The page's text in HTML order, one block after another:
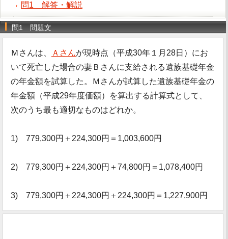
問1 解答・解説
問1 問題文
Ｍさんは、 Ａさんが現時点（平成30年１月28日）にお
いて死亡した場合の妻Ｂさんに支給される遺族基礎年金
の年金額を試算した。Ｍさんが試算した遺族基礎年金の
年金額（平成29年度価額）を算出する計算式として、
次のうち最も適切なものはどれか。
1) 779,300円＋224,300円＝1,003,600円
2) 779,300円＋224,300円＋74,800円＝1,078,400円
3) 779,300円＋224,300円＋224,300円＝1,227,900円